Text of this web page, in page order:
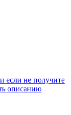
если не получите
описанию